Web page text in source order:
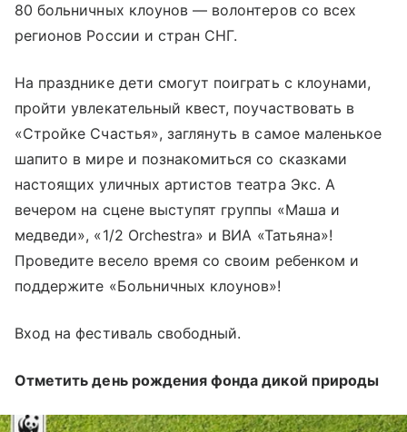
80 больничных клоунов — волонтеров со всех
регионов России и стран СНГ.
На празднике дети смогут поиграть с клоунами,
пройти увлекательный квест, поучаствовать в
«Стройке Счастья», заглянуть в самое маленькое
шапито в мире и познакомиться со сказками
настоящих уличных артистов театра Экс. А
вечером на сцене выступят группы «Маша и
медведи», «1/2 Orchestra» и ВИА «Татьяна»!
Проведите весело время со своим ребенком и
поддержите «Больничных клоунов»!
Вход на фестиваль свободный.
Отметить день рождения фонда дикой природы